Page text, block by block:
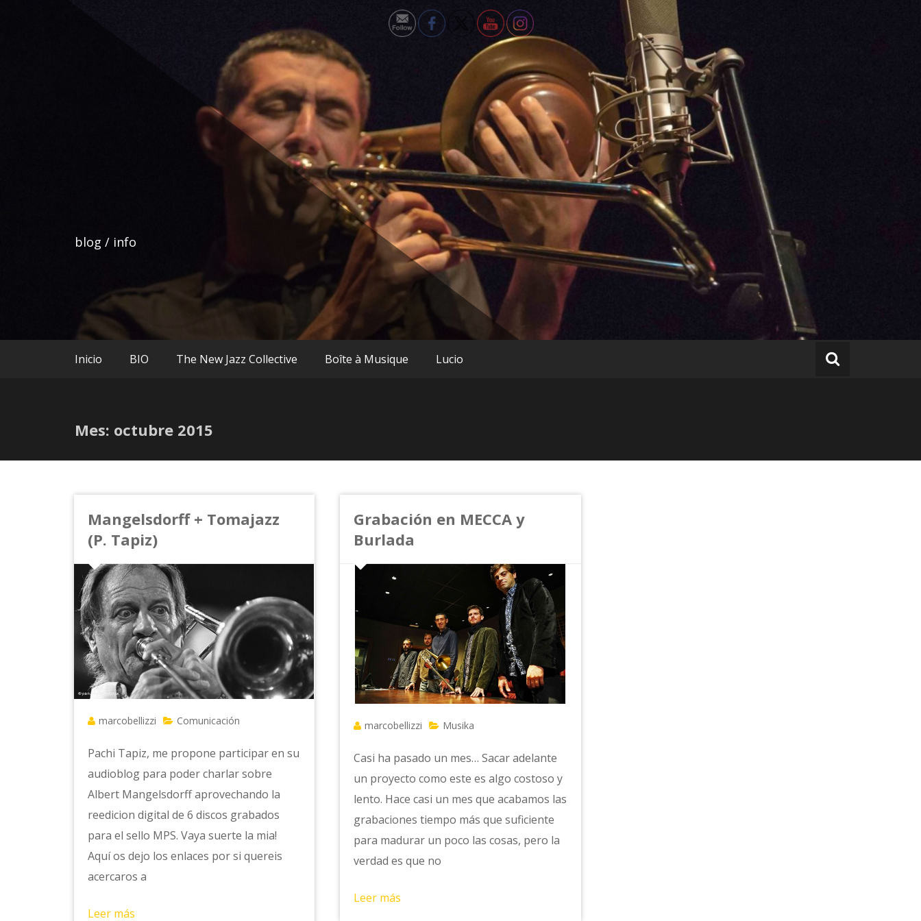
blog / info
Inicio BIO The New Jazz Collective Boîte à Musique Lucio
Mes: octubre 2015
Mangelsdorff + Tomajazz
(P. Tapiz)
marcobellizzi Comunicación
Pachi Tapiz, me propone participar en su
audioblog para poder charlar sobre
Albert Mangelsdorff aprovechando la
reedicion digital de 6 discos grabados
para el sello MPS. Vaya suerte la mia!
Aquí os dejo los enlaces por si quereis
acercaros a
Leer más
Grabación en MECCA y
Burlada
marcobellizzi Musika
Casi ha pasado un mes… Sacar adelante
un proyecto como este es algo costoso y
lento. Hace casi un mes que acabamos las
grabaciones tiempo más que suficiente
para madurar un poco las cosas, pero la
verdad es que no
Leer más